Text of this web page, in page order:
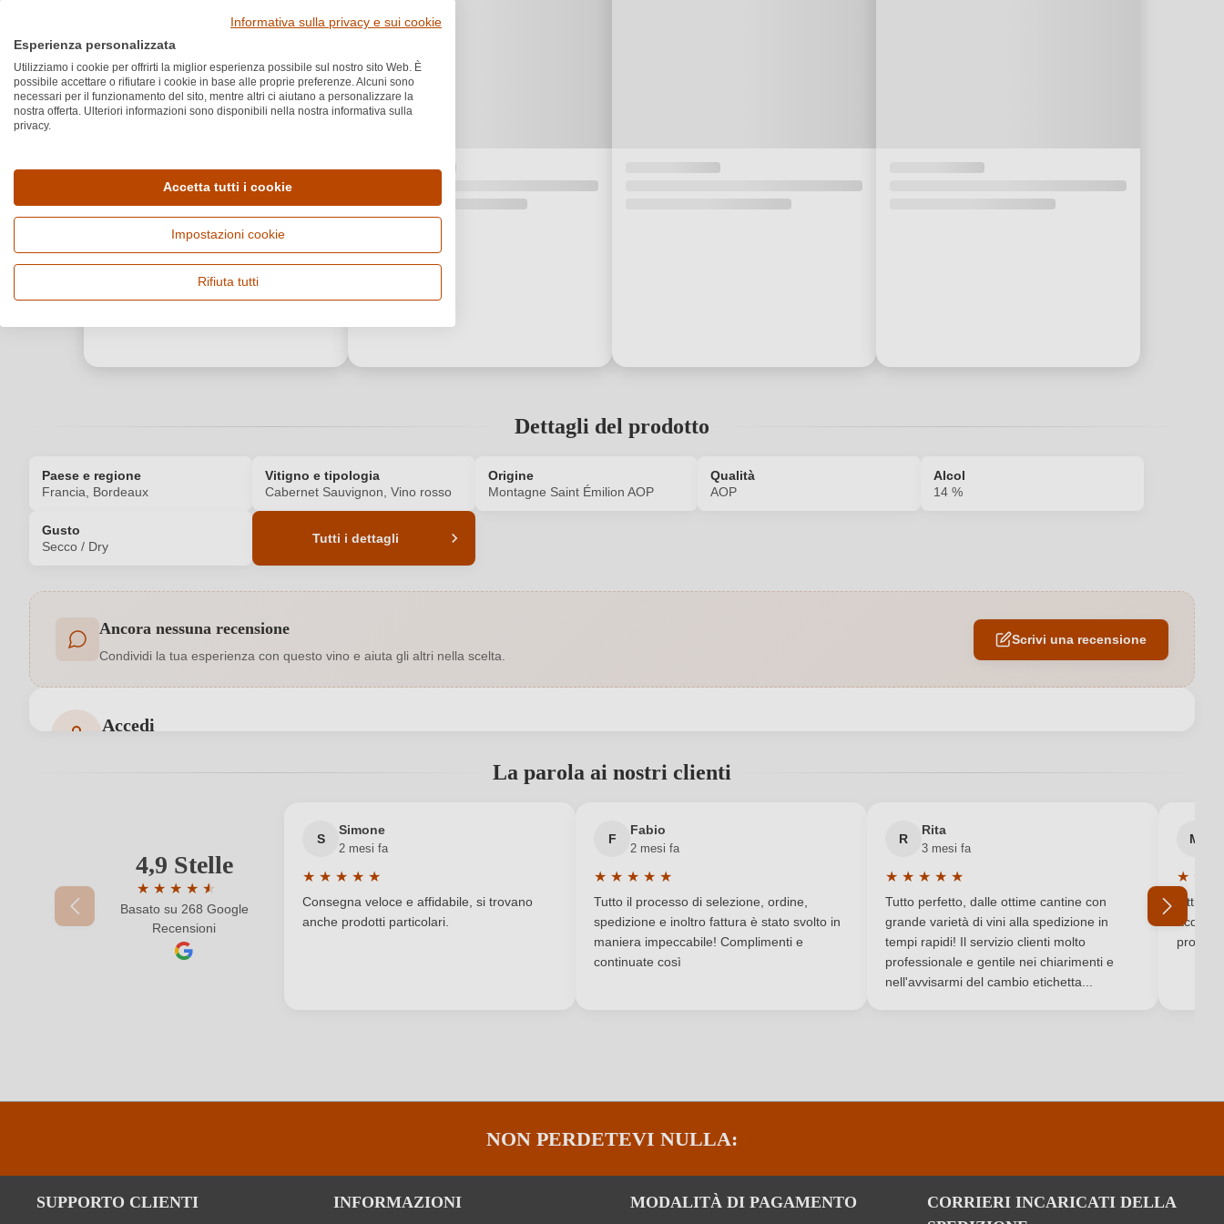
Dettagli del prodotto
Paese e regione
Francia, Bordeaux
Vitigno e tipologia
Cabernet Sauvignon, Vino rosso
Origine
Montagne Saint Émilion AOP
Qualità
AOP
Alcol
14 %
Gusto
Secco / Dry
Tutti i dettagli
Colore dell'uva 14 %
Formato Montagne Saint Émilion AOP
produttore
Haut-Bonneau Qualità
Sottoregione
Tipo di vino Vino rosso Varietà di uva Cabernet Sauvignon
Ancora nessuna recensione
Condividi la tua esperienza con questo vino e aiuta gli altri nella scelta.
Scrivi una recensione
Accedi
Il tuo indirizzo e-mail
La tua password
Ho dimenticato la mia password.
La parola ai nostri clienti
4,9 Stelle
★ ★ ★ ★ ★
★
Valutazione media di 4.9 su 5 stelle
Basato su 268 Google
Recensioni
S
Simone
2 mesi fa
★ ★ ★ ★ ★
Valutazione media di 5 su 5 stelle
Consegna veloce e affidabile, si trovano
anche prodotti particolari.
F
Fabio
2 mesi fa
★ ★ ★ ★ ★
Valutazione media di 5 su 5 stelle
Tutto il processo di selezione, ordine,
spedizione e inoltro fattura è stato svolto in
maniera impeccabile! Complimenti e
continuate così
R
Rita
3 mesi fa
★ ★ ★ ★ ★
Valutazione media di 5 su 5 stelle
Tutto perfetto, dalle ottime cantine con
grande varietà di vini alla spedizione in
tempi rapidi! Il servizio clienti molto
professionale e gentile nei chiarimenti e
nell'avvisarmi del cambio etichetta...
M
★ ★
Ottimo
NON PERDETEVI NULLA:
SUPPORTO CLIENTI INFORMAZIONI MODALITÀ DI PAGAMENTO
CORRIERI INCARICATI DELLA
Informativa sulla privacy e sui cookie
Esperienza personalizzata
Utilizziamo i cookie per offrirti la miglior esperienza possibile sul nostro sito Web. È
possibile accettare o rifiutare i cookie in base alle proprie preferenze. Alcuni sono
necessari per il funzionamento del sito, mentre altri ci aiutano a personalizzare la
nostra offerta. Ulteriori informazioni sono disponibili nella nostra informativa sulla
privacy.
Accetta tutti i cookie
Impostazioni cookie
Rifiuta tutti